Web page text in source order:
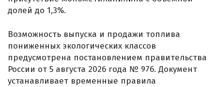
долей до 1,3%.
Возможность выпуска и продажи топлива
пониженных экологических классов
предусмотрена постановлением правительства
России от 5 августа 2026 года № 976. Документ
устанавливает временные правила